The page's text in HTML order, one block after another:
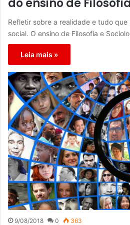
do ensino de
Refletir sobre a realidade e tudo
social. O ensino de Filosofia e
Leia mais »
9/08/2018 0 363